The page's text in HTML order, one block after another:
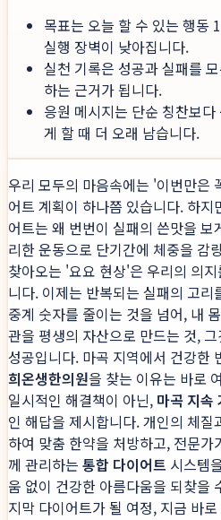
목표는 오늘 할 수 있는 행동
실행 장벽이 낮아집니다.
실천 기록은 성공과 실패를
하는 근거가 됩니다.
응원 메시지는 단순 칭찬보
게 할 때 더 오래 남습니다.
우리 모두의 마음속에는 '이번만은
어트 계획이 하나쯤 있습니다. 하
어트는 왜 번번이 실패의 쓴맛을
리한 운동으로 단기간에 체중을 감
찾아오는 '요요 현상'은 우리의 의
니다. 이제는 반복되는 실패의 고
중계 숫자를 줄이는 것을 넘어, 내
관을 평생의 자산으로 만드는 것,
성공입니다. 마곡 지역에서 건강한
희온생한의원을 찾는 이유는 바로
일시적인 해결책이 아닌, 마곡 지속
인 해답을 제시합니다. 개인의 체
하여 맞춤 한약을 처방하고, 전문
께 관리하는 통합 다이어트 시스템
움 없이 건강한 아름다움을 되찾을
지막 다이어트가 될 여정, 지금 바